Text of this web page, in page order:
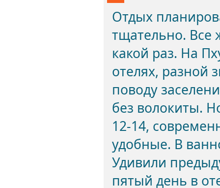
Отдых
тщательно. Все
какой раз. На
отелях, разной
поводу
без волокиты.
12-14,
удобные. В
Удивили
пятый день в